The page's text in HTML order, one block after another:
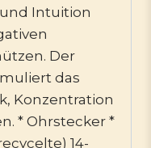
Intuition
Der
das
Konzentration
* Ohrstecker *
14-